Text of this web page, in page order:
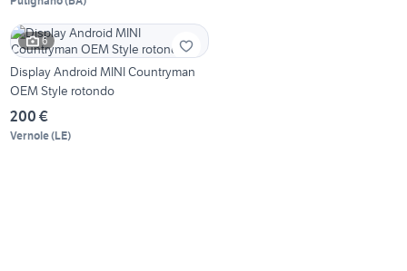
6
Display Android MINI Countryman
OEM Style rotondo
200 €
Vernole(LE)